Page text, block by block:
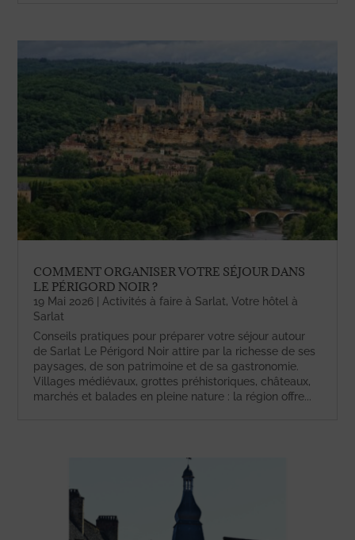
COMMENT ORGANISER VOTRE SÉJOUR DANS
LE PÉRIGORD NOIR ?
19 Mai 2026 |Activités à faire à Sarlat,Votre hôtel à
Sarlat
Conseils pratiques pour préparer votre séjour autour
de Sarlat Le Périgord Noir attire par la richesse de ses
paysages, de son patrimoine et de sa gastronomie.
Villages médiévaux, grottes préhistoriques, châteaux,
marchés et balades en pleine nature : la région offre...